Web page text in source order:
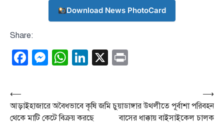
Download News PhotoCard
Share:
Facebook
Messenger
WhatsApp
LinkedIn
X
Post
navigation
⟵
আড়াইহাজারে অবৈধভাবে কৃষি জমি
থেকে মাটি কেটে বিক্রয় করছে
চুয়াডাঙ্গার উথলীতে পূর্বাশা পরিবহন
বাসের ধাক্কায় বাইসাইকেল চালক
⟶